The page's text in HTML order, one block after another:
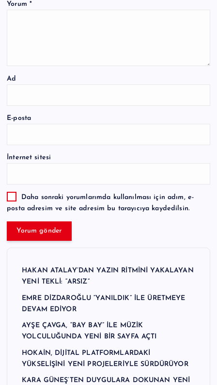
Yorum *
Ad
E-posta
İnternet sitesi
Daha sonraki yorumlarımda kullanılması için adım, e-
posta adresim ve site adresim bu tarayıcıya kaydedilsin.
HAKAN ATALAY’DAN YAZIN RİTMİNİ YAKALAYAN
YENİ TEKLİ: “ARSIZ”
EMRE DİZDAROĞLU “YANILDIK” İLE ÜRETMEYE
DEVAM EDİYOR
AYŞE ÇAVGA, “BAY BAY” İLE MÜZİK
YOLCULUĞUNDA YENİ BİR SAYFA AÇTI
HOKAİN, DİJİTAL PLATFORMLARDAKİ
YÜKSELİŞİNİ YENİ PROJELERİYLE SÜRDÜRÜYOR
KARA GÜNEŞ’TEN DUYGULARA DOKUNAN YENİ